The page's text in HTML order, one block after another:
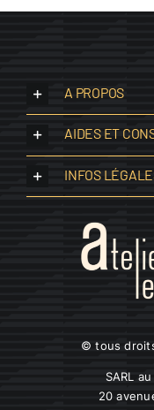
A PROPOS
AIDES ET
INFOS
© tous
SARL
20